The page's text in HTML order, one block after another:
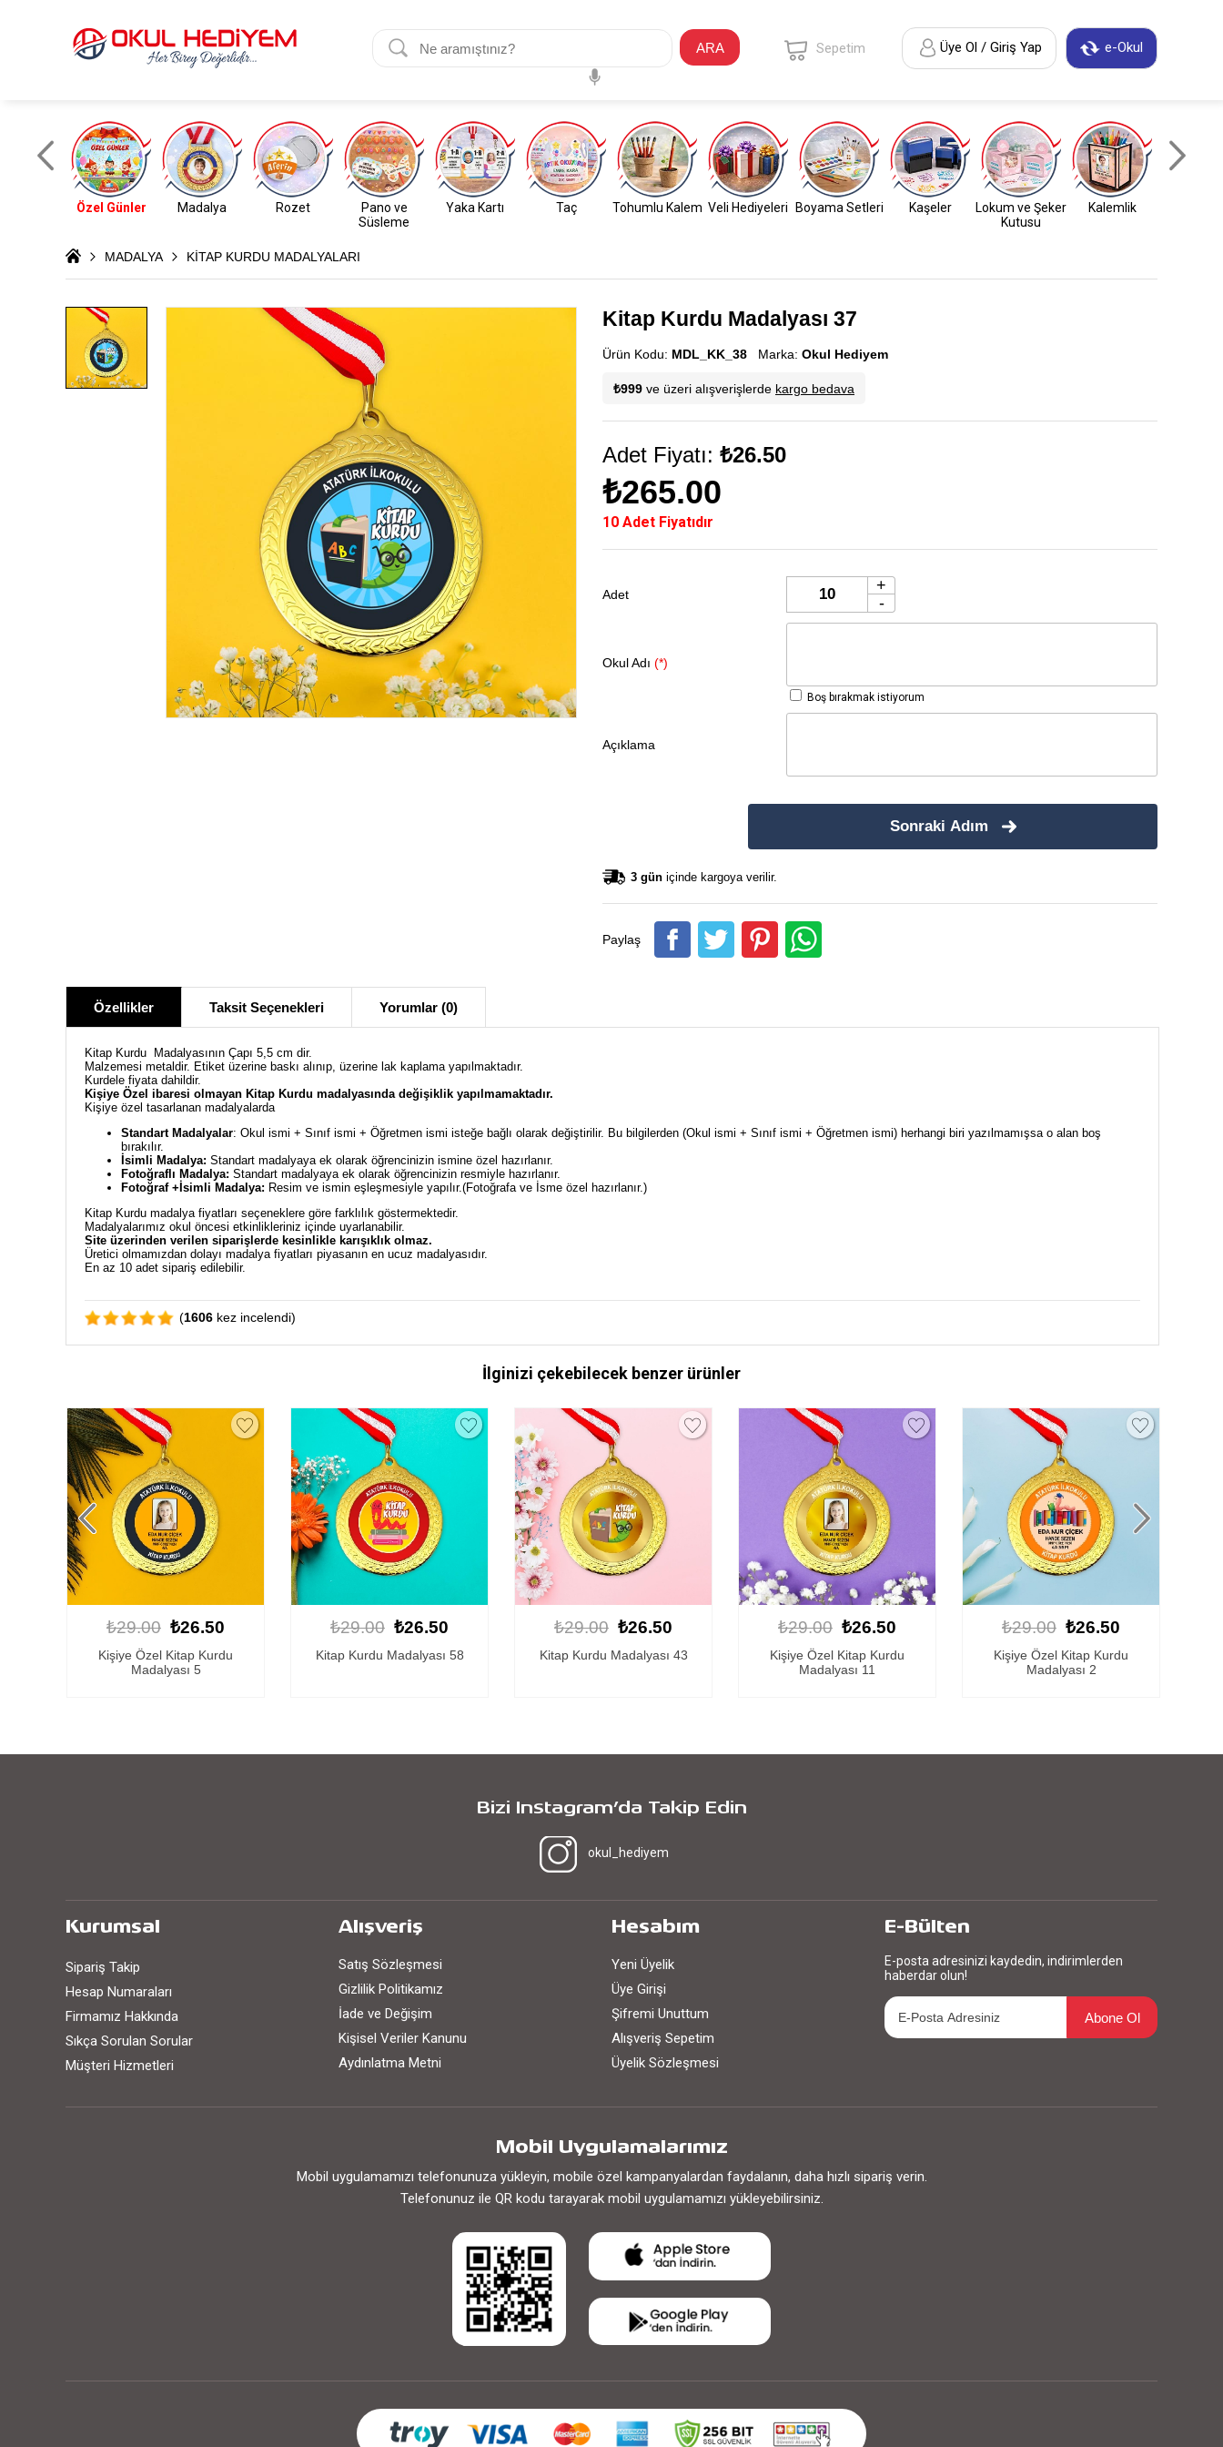
ARA e-Okul
Üye Ol / Giriş Yap
Sepetim
Özel Günler Madalya Rozet
Pano ve
Süsleme
Yaka Kartı Taç Tohumlu Kalem Veli Hediyeleri Boyama Setleri Kaşeler
Lokum ve Şeker
Kutusu
Kalemlik
MADALYA KİTAP KURDU MADALYALARI
Kitap Kurdu Madalyası 37
Ürün Kodu: MDL_KK_38 Marka: Okul Hediyem
₺999 ve üzeri alışverişlerde kargo bedava
Adet Fiyatı: ₺26.50
₺265.00
10 Adet Fiyatıdır
Adet
+
-
Okul Adı (*)
Boş bırakmak istiyorum
Açıklama
Sonraki Adım
3 gün içinde kargoya verilir.
Paylaş
Özellikler Taksit Seçenekleri Yorumlar (0)
Kitap Kurdu Madalyasının Çapı 5,5 cm dir.
Malzemesi metaldir. Etiket üzerine baskı alınıp, üzerine lak kaplama yapılmaktadır.
Kurdele fiyata dahildir.
Kişiye Özel ibaresi olmayan Kitap Kurdu madalyasında değişiklik yapılmamaktadır.
Kişiye özel tasarlanan madalyalarda
Standart Madalyalar: Okul ismi + Sınıf ismi + Öğretmen ismi isteğe bağlı olarak değiştirilir. Bu bilgilerden (Okul ismi + Sınıf ismi + Öğretmen ismi) herhangi biri yazılmamışsa o alan boş
bırakılır.
İsimli Madalya: Standart madalyaya ek olarak öğrencinizin ismine özel hazırlanır.
Fotoğraflı Madalya: Standart madalyaya ek olarak öğrencinizin resmiyle hazırlanır.
Fotoğraf +İsimli Madalya: Resim ve ismin eşleşmesiyle yapılır.(Fotoğrafa ve İsme özel hazırlanır.)
Kitap Kurdu madalya fiyatları seçeneklere göre farklılık göstermektedir.
Madalyalarımız okul öncesi etkinlikleriniz içinde uyarlanabilir.
Site üzerinden verilen siparişlerde kesinlikle karışıklık olmaz.
Üretici olmamızdan dolayı madalya fiyatları piyasanın en ucuz madalyasıdır.
En az 10 adet sipariş edilebilir.
(1606 kez incelendi)
İlginizi çekebilecek benzer ürünler
₺29.00 ₺26.50
Kişiye Özel Kitap Kurdu
Madalyası 5
₺29.00 ₺26.50
Kitap Kurdu Madalyası 58
₺29.00 ₺26.50
Kitap Kurdu Madalyası 43
₺29.00 ₺26.50
Kişiye Özel Kitap Kurdu
Madalyası 11
₺29.00 ₺26.50
Kişiye Özel Kitap Kurdu
Madalyası 2
Bizi Instagram’da Takip Edin
okul_hediyem
Kurumsal
Sipariş Takip
Hesap Numaraları
Firmamız Hakkında
Sıkça Sorulan Sorular
Müşteri Hizmetleri
Alışveriş
Satış Sözleşmesi
Gizlilik Politikamız
İade ve Değişim
Kişisel Veriler Kanunu
Aydınlatma Metni
Hesabım
Yeni Üyelik
Üye Girişi
Şifremi Unuttum
Alışveriş Sepetim
Üyelik Sözleşmesi
E-Bülten
E-posta adresinizi kaydedin, indirimlerden
haberdar olun!
Abone Ol
Mobil Uygulamalarımız
Mobil uygulamamızı telefonunuza yükleyin, mobile özel kampanyalardan faydalanın, daha hızlı sipariş verin.
Telefonunuz ile QR kodu tarayarak mobil uygulamamızı yükleyebilirsiniz.